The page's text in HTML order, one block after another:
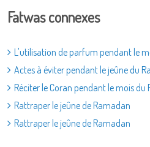
Fatwas connexes
L'utilisation de parfum pendant le
Actes à éviter pendant le jeûne du
Réciter le Coran pendant le mois du
Rattraper le jeûne de Ramadan
Rattraper le jeûne de Ramadan